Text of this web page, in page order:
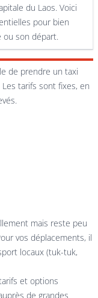
du Laos. Voici
pour bien
ou son départ.
de prendre un taxi
tarifs sont fixes, en
mais reste peu
vos déplacements, il
locaux (tuk-tuk,
et options
de grandes